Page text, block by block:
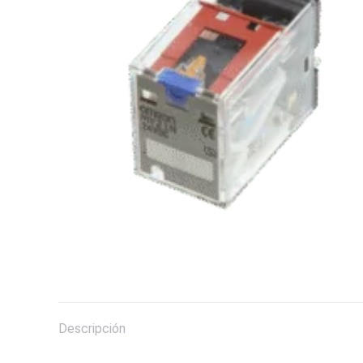
Descripción